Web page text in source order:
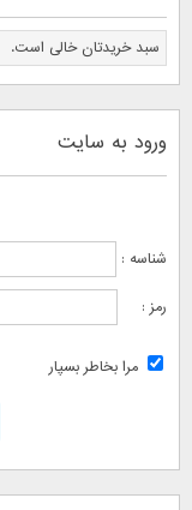
سبد خریدتان خالی است.
ورود به سایت
شناسه :
رمز :
مرا بخاطر بسپار